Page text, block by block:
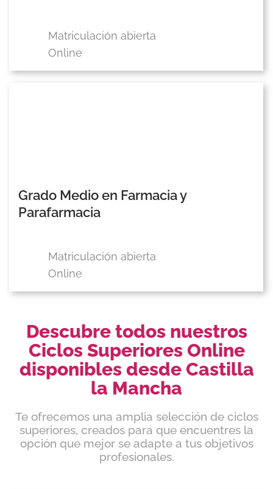
Matriculación abierta
Online
Grado Medio en Farmacia y
Parafarmacia
Matriculación abierta
Online
Descubre todos nuestros
Ciclos Superiores Online
disponibles desde Castilla
la Mancha
Te ofrecemos una amplia selección de ciclos
superiores, creados para que encuentres la
opción que mejor se adapte a tus objetivos
profesionales.